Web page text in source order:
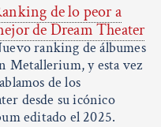
de lo peor a
de Dream Theater
ranking de álbumes
Metallerium, y esta vez
de los
desde su icónico
editado el 2025.